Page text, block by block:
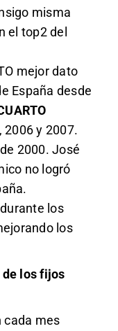
misma
el top2 del
mejor dato
España desde
2006 y 2007.
2000. José
no logró
los
los
los fijos
cada mes